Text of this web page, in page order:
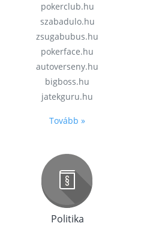
pokerclub.hu
szabadulo.hu
zsugabubus.hu
pokerface.hu
autoverseny.hu
bigboss.hu
jatekguru.hu
Tovább »
Politika